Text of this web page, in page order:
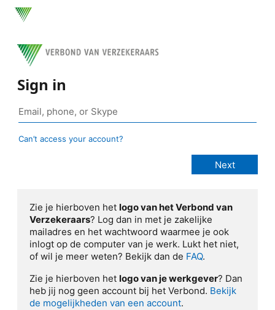
Sign in
Can’t access your account?
Zie je hierboven het logo van het Verbond van
Verzekeraars? Log dan in met je zakelijke
mailadres en het wachtwoord waarmee je ook
inlogt op de computer van je werk. Lukt het niet,
of wil je meer weten? Bekijk dan de FAQ.
Zie je hierboven het logo van je werkgever? Dan
heb jij nog geen account bij het Verbond. Bekijk
de mogelijkheden van een account.